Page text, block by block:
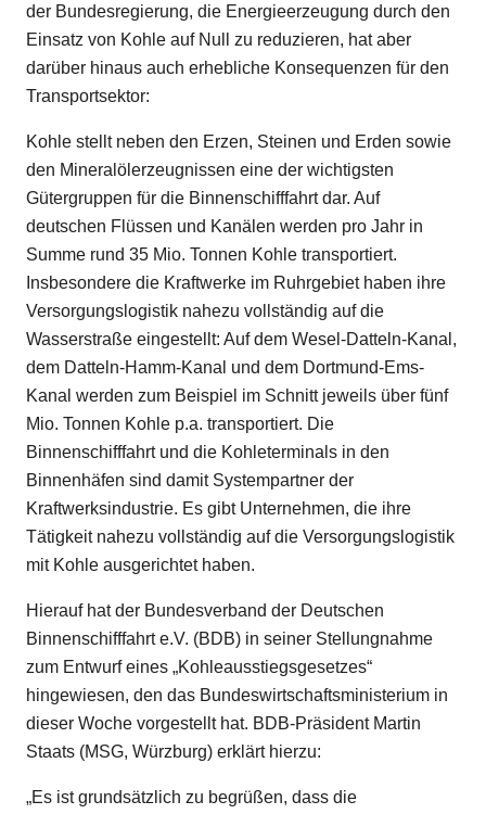
der Bundesregierung, die Energieerzeugung durch den
Einsatz von Kohle auf Null zu reduzieren, hat aber
darüber hinaus auch erhebliche Konsequenzen für den
Transportsektor:
Kohle stellt neben den Erzen, Steinen und Erden sowie
den Mineralölerzeugnissen eine der wichtigsten
Gütergruppen für die Binnenschifffahrt dar. Auf
deutschen Flüssen und Kanälen werden pro Jahr in
Summe rund 35 Mio. Tonnen Kohle transportiert.
Insbesondere die Kraftwerke im Ruhrgebiet haben ihre
Versorgungslogistik nahezu vollständig auf die
Wasserstraße eingestellt: Auf dem Wesel-Datteln-Kanal,
dem Datteln-Hamm-Kanal und dem Dortmund-Ems-
Kanal werden zum Beispiel im Schnitt jeweils über fünf
Mio. Tonnen Kohle p.a. transportiert. Die
Binnenschifffahrt und die Kohleterminals in den
Binnenhäfen sind damit Systempartner der
Kraftwerksindustrie. Es gibt Unternehmen, die ihre
Tätigkeit nahezu vollständig auf die Versorgungslogistik
mit Kohle ausgerichtet haben.
Hierauf hat der Bundesverband der Deutschen
Binnenschifffahrt e.V. (BDB) in seiner Stellungnahme
zum Entwurf eines „Kohleausstiegsgesetzes“
hingewiesen, den das Bundeswirtschaftsministerium in
dieser Woche vorgestellt hat. BDB-Präsident Martin
Staats (MSG, Würzburg) erklärt hierzu:
„Es ist grundsätzlich zu begrüßen, dass die